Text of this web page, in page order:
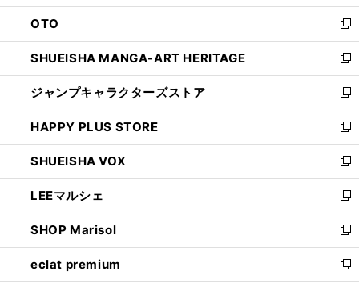
ウ
で
開
く
ン
ド
ウ
で
開
く
OTO
新
し
い
ウ
ィ
ン
ド
ウ
で
開
く
SHUEISHA MANGA-ART HERITAGE
新
し
い
ウ
ィ
ン
ド
ウ
で
開
く
ジャンプキャラクターズストア
新
し
い
ウ
ィ
ン
ド
ウ
で
開
く
HAPPY PLUS STORE
新
し
い
ウ
ィ
ン
ド
ウ
で
SHUEISHA VOX
新
し
い
ウ
ィ
ン
ド
LEEマルシェ
新
し
い
ウ
ィ
SHOP Marisol
新
し
い
eclat premium
新